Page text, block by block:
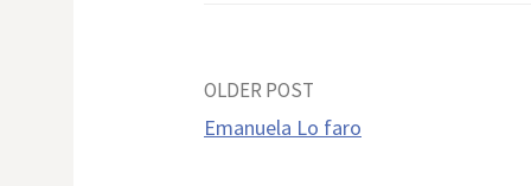
Post
OLDER POST
Emanuela Lo faro